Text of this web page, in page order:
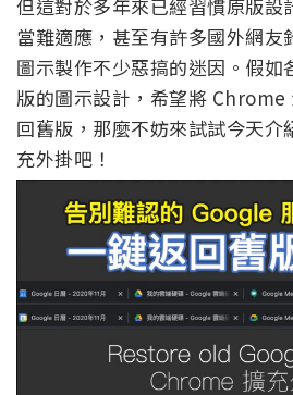
但這對於多年來已經習慣原版設
當難適應，甚至有許多國外網
圖示製作不少惡搞的迷因。假如
版的圖示設計，希望將 Chrome
回舊版，那麼不妨來試試今天
充外掛吧！